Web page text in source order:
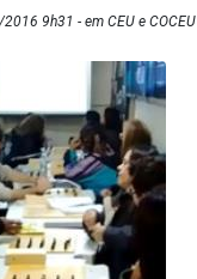
9h31 - em CEU e COCEU